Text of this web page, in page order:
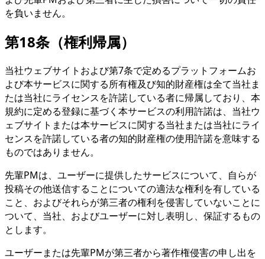
を負いません。
第18条（権利帰属）
当社ウェブサイトおよび第7条で定めるプラットフォームお
よび本サービスに関する所有権及び知的財産権は全て当社ま
たは当社にライセンスを許諾している者に帰属しており、本
規約に定める登録に基づく本サービスの利用許諾は、当社ウ
ェブサイトまたは本サービスに関する当社または当社にライ
センスを許諾している者の知的財産権の使用許諾を意味する
ものではありません。
先輩PMは、ユーザーに提供したサービスについて、自らが
投稿その他送信することについての適法な権利を有している
こと、およびそれらが第三者の権利を侵害していないことに
ついて、当社、およびユーザーに対し表明し、保証するもの
とします。
ユーザーまたは先輩PMが第三者から著作権侵害の申し出を